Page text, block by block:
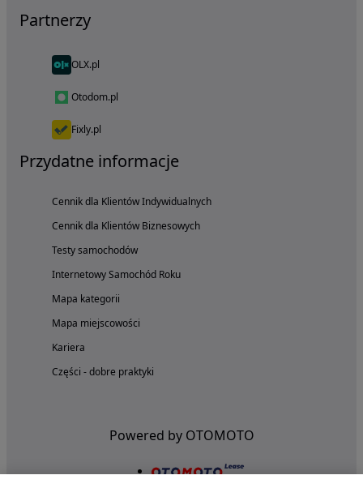
Partnerzy
OLX.pl
Otodom.pl
Fixly.pl
Przydatne informacje
Cennik dla Klientów Indywidualnych
Cennik dla Klientów Biznesowych
Testy samochodów
Internetowy Samochód Roku
Mapa kategorii
Mapa miejscowości
Kariera
Części - dobre praktyki
Powered by OTOMOTO